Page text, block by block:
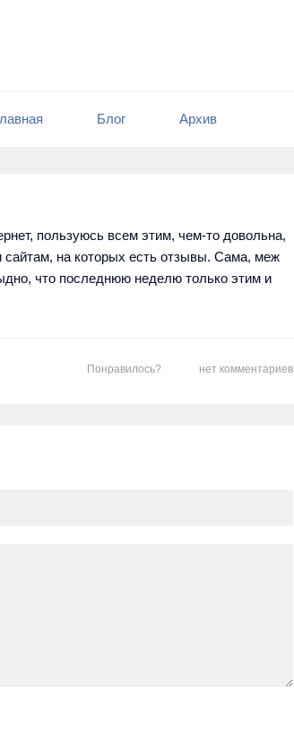
Блог Архив
пользуюсь всем этим, чем-то довольна,
сайтам, на которых есть отзывы. Сама, меж
что последнюю неделю только этим и
Понравилось? нет комментариев